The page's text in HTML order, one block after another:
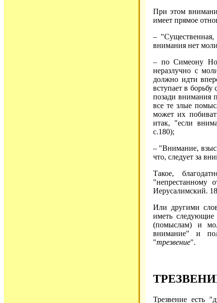
При этом
имеет прямое
– "Существенная,
внимания нет
– по Симеону
неразлучно с
должно идти
вступает в
позади внимания
все те злые
может их
итак, "если
с.180);
– "Внимание,
что, следует за
Такое,
"непрестанному
Иерусалимский.
Или другими
иметь следующие
(помыслам) и
внимание" и
"трезвение".
Трезвение есть